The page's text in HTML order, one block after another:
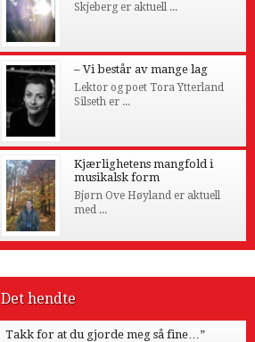
Skjeberg er aktuell ...
– Vi består av mange lag
Lektor og poet Tora Ytterland
Silseth er ...
Kjærlighetens mangfold i
musikalsk form
Bjørn Ove Høyland er aktuell
med ...
Det hendte
Takk for at du gjorde meg så fine…”